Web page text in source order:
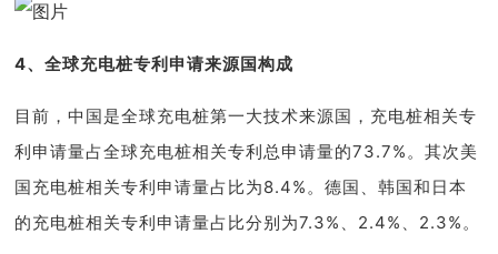
4、全球充电桩专利申请来源国构成
目前，中国是全球充电桩第一大技术来源国，充电桩相关专
利申请量占全球充电桩相关专利总申请量的73.7%。其次美
国充电桩相关专利申请量占比为8.4%。德国、韩国和日本
的充电桩相关专利申请量占比分别为7.3%、2.4%、2.3%。